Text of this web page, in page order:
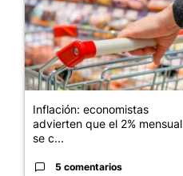
Inflación: economistas
advierten que el 2% mensual
se c...
5 comentarios